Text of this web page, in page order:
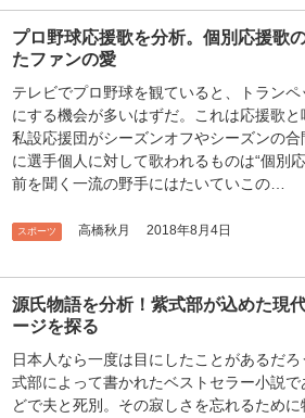
プロ野球応援歌を分析。個別応援歌
たファンの愛
テレビでプロ野球を観ていると、トラン
にする機会が多いはずだ。これは応援歌
私設応援団がシーズンオフやシーズンの
に選手個人に対して歌われるものは“個別
前を聞く一流の野手にはたいていこの…
スポーツ 高橋秋月 2018年8月4日
源氏物語を分析！紫式部が込めた現
ージを探る
日本人なら一度は目にしたことがあるだ
式部によって書かれたベストセラー小説
どで夫と死別。その寂しさを忘れるため